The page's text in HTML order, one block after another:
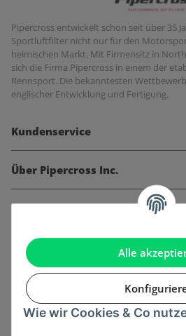
Alle
Wie wir Cookies & Co
Pipercross entwickelt schon seit über 35
Sportluftfilter nicht nur für den
heimischen Markt. Mit Firmensitz in
sich die Firma Pipercross in einem der
Rennsport. Die bekanntesten
englischer Entwicklung und Fertigung.
Kundenservice
Über Pipercross Inc.
Informationen
Gesetzliche Informationen